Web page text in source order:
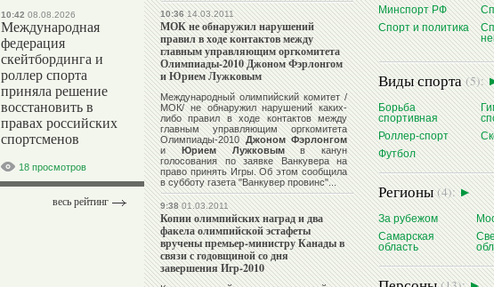
10:42 08.08.2026
Международная
федерация
скейтбординга и
роллер спорта
приняла решение
восстановить в
правах российских
спортсменов
18 просмотров
весь рейтинг
10:3614.03.2011
МОК не обнаружил нарушений
правил в ходе контактов между
главным управляющим оргкомитета
Олимпиады-2010 Джоном Фэрлонгом
и Юрием Лужковым
Международный олимпийский комитет /
МОК/ не обнаружил нарушений каких-
либо правил в ходе контактов между
главным управляющим оргкомитета
Олимпиады-2010Джоном Фэрлонгом
иЮрием Лужковымв канун
голосования по заявке Ванкувера на
право принять Игры. Об этом сообщила
в субботу газета "Ванкувер провинс"...
9:3801.03.2011
Копии олимпийских наград и два
факела олимпийской эстафеты
вручены премьер-министру Канады в
связи с годовщиной со дня
завершения Игр-2010
1964г. — родился
(хоккей)
Минспорт РФ
Спорт и политика
Виды спорта(5):
Борьба
спортивная
Роллер-спорт
Футбол
Регионы(4):
За рубежом
Самарская
область